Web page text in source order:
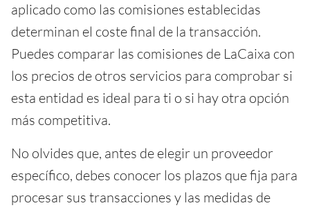
aplicado como las comisiones establecidas
determinan el coste final de la transacción.
Puedes comparar las comisiones de LaCaixa con
los precios de otros servicios para comprobar si
esta entidad es ideal para ti o si hay otra opción
más competitiva.
No olvides que, antes de elegir un proveedor
específico, debes conocer los plazos que fija para
procesar sus transacciones y las medidas de